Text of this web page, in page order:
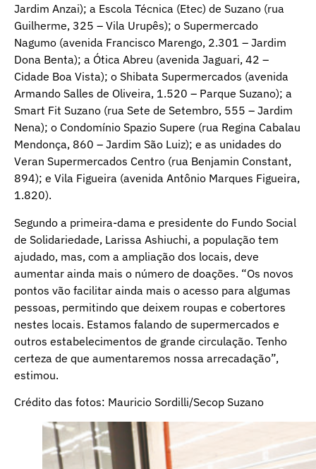
Jardim Anzai); a Escola Técnica (Etec) de Suzano (rua
Guilherme, 325 – Vila Urupês); o Supermercado
Nagumo (avenida Francisco Marengo, 2.301 – Jardim
Dona Benta); a Ótica Abreu (avenida Jaguari, 42 –
Cidade Boa Vista); o Shibata Supermercados (avenida
Armando Salles de Oliveira, 1.520 – Parque Suzano); a
Smart Fit Suzano (rua Sete de Setembro, 555 – Jardim
Nena); o Condomínio Spazio Supere (rua Regina Cabalau
Mendonça, 860 – Jardim São Luiz); e as unidades do
Veran Supermercados Centro (rua Benjamin Constant,
894); e Vila Figueira (avenida Antônio Marques Figueira,
1.820).
Segundo a primeira-dama e presidente do Fundo Social
de Solidariedade, Larissa Ashiuchi, a população tem
ajudado, mas, com a ampliação dos locais, deve
aumentar ainda mais o número de doações. “Os novos
pontos vão facilitar ainda mais o acesso para algumas
pessoas, permitindo que deixem roupas e cobertores
nestes locais. Estamos falando de supermercados e
outros estabelecimentos de grande circulação. Tenho
certeza de que aumentaremos nossa arrecadação”,
estimou.
Crédito das fotos: Mauricio Sordilli/Secop Suzano